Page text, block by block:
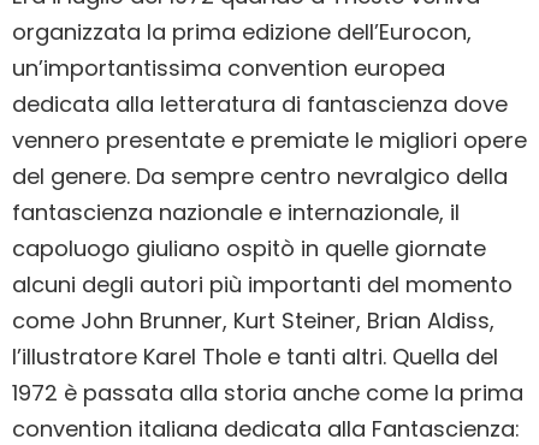
organizzata la prima edizione dell’Eurocon,
un’importantissima convention europea
dedicata alla letteratura di fantascienza dove
vennero presentate e premiate le migliori opere
del genere. Da sempre centro nevralgico della
fantascienza nazionale e internazionale, il
capoluogo giuliano ospitò in quelle giornate
alcuni degli autori più importanti del momento
come John Brunner, Kurt Steiner, Brian Aldiss,
l’illustratore Karel Thole e tanti altri. Quella del
1972 è passata alla storia anche come la prima
convention italiana dedicata alla Fantascienza: